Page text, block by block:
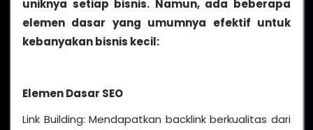
uniknya setiap bisnis. Namun, ada beberapa
elemen dasar yang umumnya efektif untuk
kebanyakan bisnis kecil:
Elemen Dasar SEO
Link Building: Mendapatkan backlink berkualitas dari